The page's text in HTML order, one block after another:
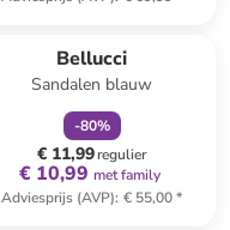
Bellucci
Sandalen blauw
-80%
€ 11,99regulier
€ 10,99 met family
Adviesprijs (AVP): € 55,00*